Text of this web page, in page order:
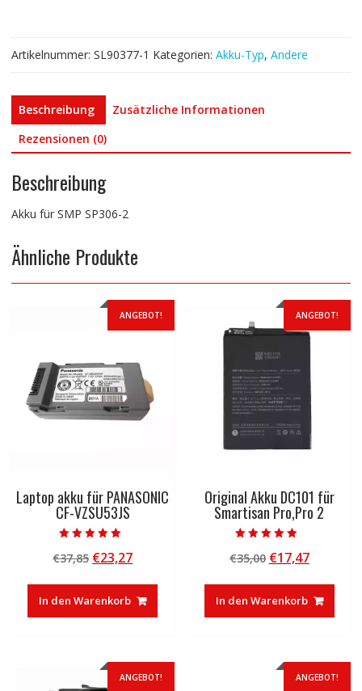
Artikelnummer: SL90377-1 Kategorien: Akku-Typ, Andere
Beschreibung
Zusätzliche Informationen
Rezensionen (0)
Beschreibung
Akku für SMP SP306-2
Ähnliche Produkte
ANGEBOT!
Laptop akku für PANASONIC
CF-VZSU53JS
5.00
von 5
€37,85 Ursprünglicher
war:
€37,85
€23,27Aktueller
ist:
€23,27.
In den Warenkorb
ANGEBOT!
Original Akku DC101 für
Smartisan Pro,Pro 2
5.00
von 5
€35,00 Ursprünglicher
war:
€35,00
€17,47
ist:
€17,47.
In den Warenkorb
ANGEBOT! ANGEBOT!